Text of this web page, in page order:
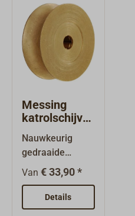
zonder bus.
Messing
katrolschijve
n met
rollager
Nauwkeurig
gedraaide
vervangingsschij
messing,
geschikt voor
Van € 33,90 *
Details